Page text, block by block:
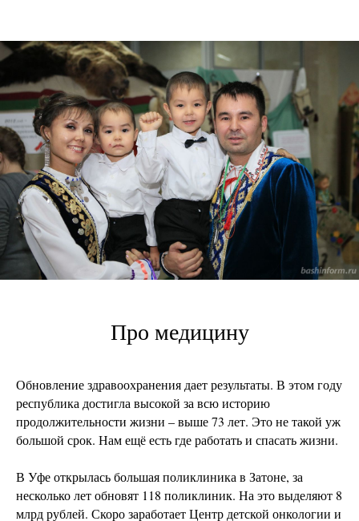
Про медицину
Обновление здравоохранения дает результаты. В этом году
республика достигла высокой за всю историю
продолжительности жизни – выше 73 лет. Это не такой уж
большой срок. Нам ещё есть где работать и спасать жизни.
В Уфе открылась большая поликлиника в Затоне, за
несколько лет обновят 118 поликлиник. На это выделяют 8
млрд рублей. Скоро заработает Центр детской онкологии и